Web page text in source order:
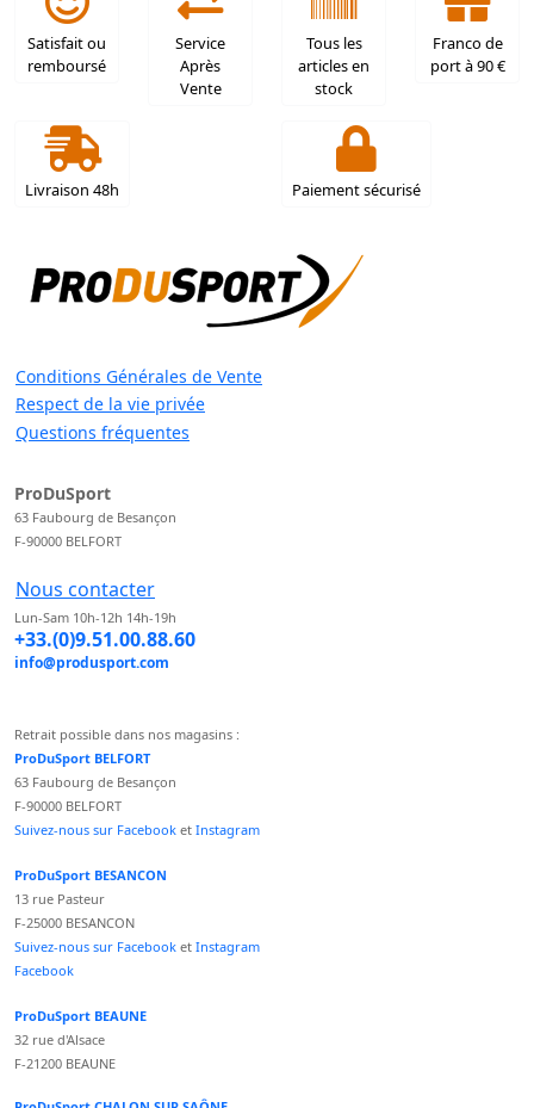
Satisfait ou
remboursé
Service
Après
Vente
Tous les
articles en
stock
Franco de
port à 90 €
Livraison 48h Paiement sécurisé
Conditions Générales de Vente
Respect de la vie privée
Questions fréquentes
ProDuSport
63 Faubourg de Besançon
F-90000 BELFORT
Nous contacter
Lun-Sam 10h-12h 14h-19h
+33.(0)9.51.00.88.60
info@produsport.com
Retrait possible dans nos magasins :
ProDuSport BELFORT
63 Faubourg de Besançon
F-90000 BELFORT
Suivez-nous sur Facebook et Instagram
ProDuSport BESANCON
13 rue Pasteur
F-25000 BESANCON
Suivez-nous sur Facebook et Instagram
Facebook
ProDuSport BEAUNE
32 rue d'Alsace
F-21200 BEAUNE